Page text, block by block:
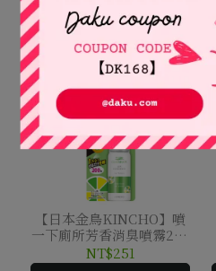
加入購物車
【日本金鳥KINCHO】噴
一下廁所芳香消臭噴霧200
回 柑橘果香
NT$251